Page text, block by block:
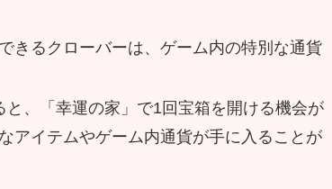
きるクローバーは、ゲーム内の特別な通貨
、「幸運の家」で1回宝箱を開ける機会が
アイテムやゲーム内通貨が手に入ることが